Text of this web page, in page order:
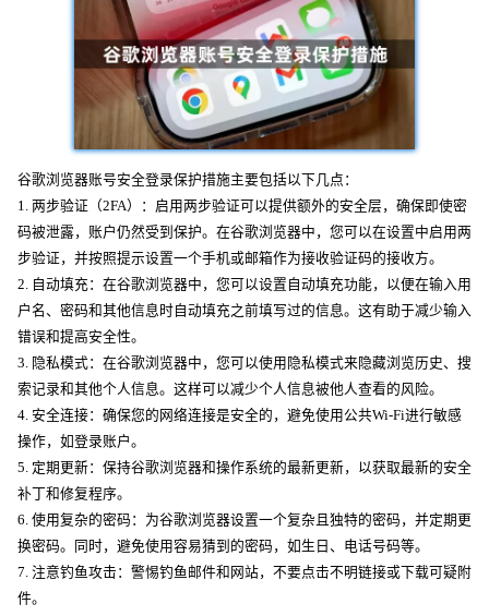
谷歌浏览器账号安全登录保护措施主要包括以下几点：
1. 两步验证（2FA）：启用两步验证可以提供额外的安全层，确保即使密
码被泄露，账户仍然受到保护。在谷歌浏览器中，您可以在设置中启用两
步验证，并按照提示设置一个手机或邮箱作为接收验证码的接收方。
2. 自动填充：在谷歌浏览器中，您可以设置自动填充功能，以便在输入用
户名、密码和其他信息时自动填充之前填写过的信息。这有助于减少输入
错误和提高安全性。
3. 隐私模式：在谷歌浏览器中，您可以使用隐私模式来隐藏浏览历史、搜
索记录和其他个人信息。这样可以减少个人信息被他人查看的风险。
4. 安全连接：确保您的网络连接是安全的，避免使用公共Wi-Fi进行敏感
操作，如登录账户。
5. 定期更新：保持谷歌浏览器和操作系统的最新更新，以获取最新的安全
补丁和修复程序。
6. 使用复杂的密码：为谷歌浏览器设置一个复杂且独特的密码，并定期更
换密码。同时，避免使用容易猜到的密码，如生日、电话号码等。
7. 注意钓鱼攻击：警惕钓鱼邮件和网站，不要点击不明链接或下载可疑附
件。